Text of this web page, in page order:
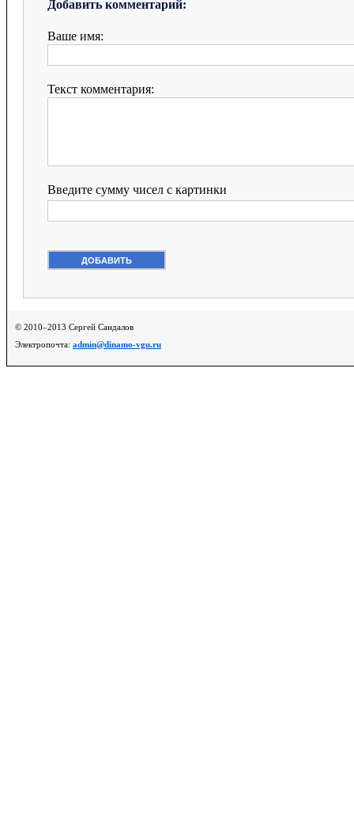
Добавить комментарий:
Ваше имя:
Текст комментария:
Введите сумму чисел с картинки
© 2010–2013 Сергей Сандалов
Электропочта: admin@dinamo-vgu.ru